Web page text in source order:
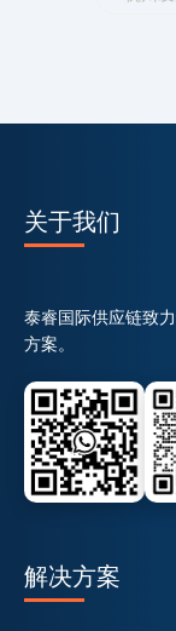
关于我们
泰睿国际供应链致
方案。
解决方案